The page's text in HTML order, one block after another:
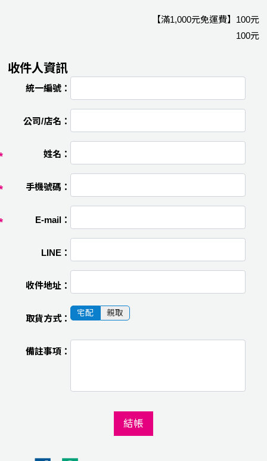
【滿1,000元免運費】 100
100
收件人資訊
統一編號：
公司/店名：
姓名：
手機號碼：
E-mail：
LINE：
收件地址：
取貨方式：
宅配 親取
備註事項：
結帳